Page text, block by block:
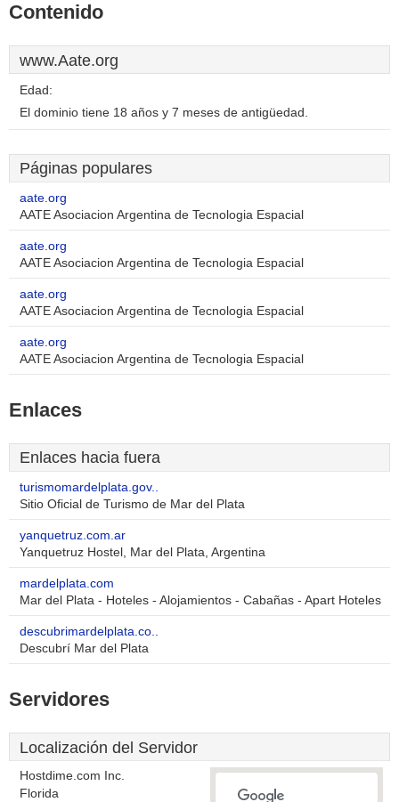
Contenido
www.Aate.org
Edad:
El dominio tiene 18 años y 7 meses de antigüedad.
Páginas populares
aate.org
AATE Asociacion Argentina de Tecnologia Espacial
aate.org
AATE Asociacion Argentina de Tecnologia Espacial
aate.org
AATE Asociacion Argentina de Tecnologia Espacial
aate.org
AATE Asociacion Argentina de Tecnologia Espacial
Enlaces
Enlaces hacia fuera
turismomardelplata.gov..
Sitio Oficial de Turismo de Mar del Plata
yanquetruz.com.ar
Yanquetruz Hostel, Mar del Plata, Argentina
mardelplata.com
Mar del Plata - Hoteles - Alojamientos - Cabañas - Apart Hoteles
descubrimardelplata.co..
Descubrí Mar del Plata
Servidores
Localización del Servidor
Hostdime.com Inc.
Florida